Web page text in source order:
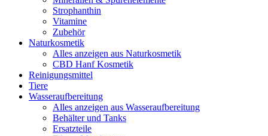
Strophanthin
Vitamine
Zubehör
Naturkosmetik
Alles anzeigen aus Naturkosmetik
CBD Hanf Kosmetik
Reinigungsmittel
Tiere
Wasseraufbereitung
Alles anzeigen aus Wasseraufbereitung
Behälter und Tanks
Ersatzteile